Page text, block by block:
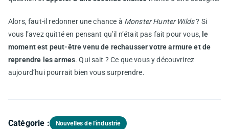
Alors, faut-il redonner une chance à Monster Hunter Wilds? Si
vous l’avez quitté en pensant qu’il n’était pas fait pour vous, le
moment est peut-être venu de rechausser votre armure et de
reprendre les armes. Qui sait ? Ce que vous y découvrirez
aujourd’hui pourrait bien vous surprendre.
Catégorie : Nouvelles de l'industrie